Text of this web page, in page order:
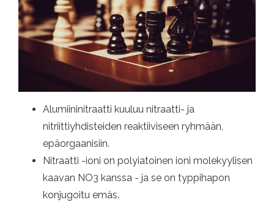
Alumiininitraatti kuuluu nitraatti- ja
nitriittiyhdisteiden reaktiiviseen ryhmään,
epäorgaanisiin.
Nitraatti -ioni on polyiatoinen ioni molekyylisen
kaavan NO3 kanssa - ja se on typpihapon
konjugoitu emäs.